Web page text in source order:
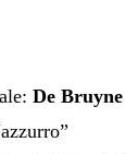
De Bruyne